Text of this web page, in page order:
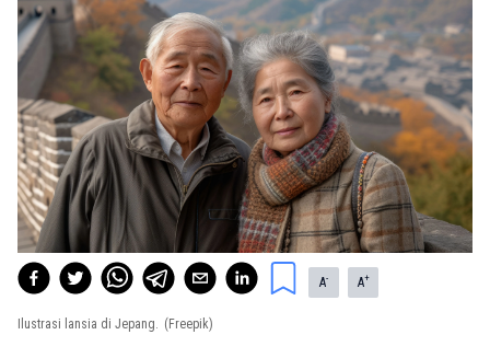
A- A+
Ilustrasi lansia di Jepang. (Freepik)